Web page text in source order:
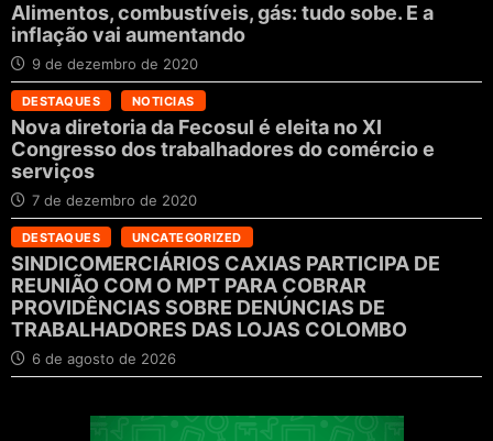
Alimentos, combustíveis, gás: tudo sobe. E a
inflação vai aumentando
9 de dezembro de 2020
DESTAQUES NOTICIAS
Nova diretoria da Fecosul é eleita no XI
Congresso dos trabalhadores do comércio e
serviços
7 de dezembro de 2020
DESTAQUES UNCATEGORIZED
SINDICOMERCIÁRIOS CAXIAS PARTICIPA DE
REUNIÃO COM O MPT PARA COBRAR
PROVIDÊNCIAS SOBRE DENÚNCIAS DE
TRABALHADORES DAS LOJAS COLOMBO
6 de agosto de 2026